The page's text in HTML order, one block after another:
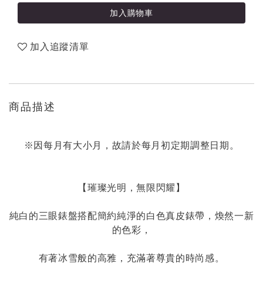
加入購物車
加入追蹤清單
商品描述
※因每月有大小月，故請於每月初定期調整日期。
【璀璨光明，無限閃耀】
純白的三眼錶盤搭配簡約純淨的白色真皮錶帶，煥然一新
的色彩，
有著冰雪般的高雅，充滿著尊貴的時尚感。